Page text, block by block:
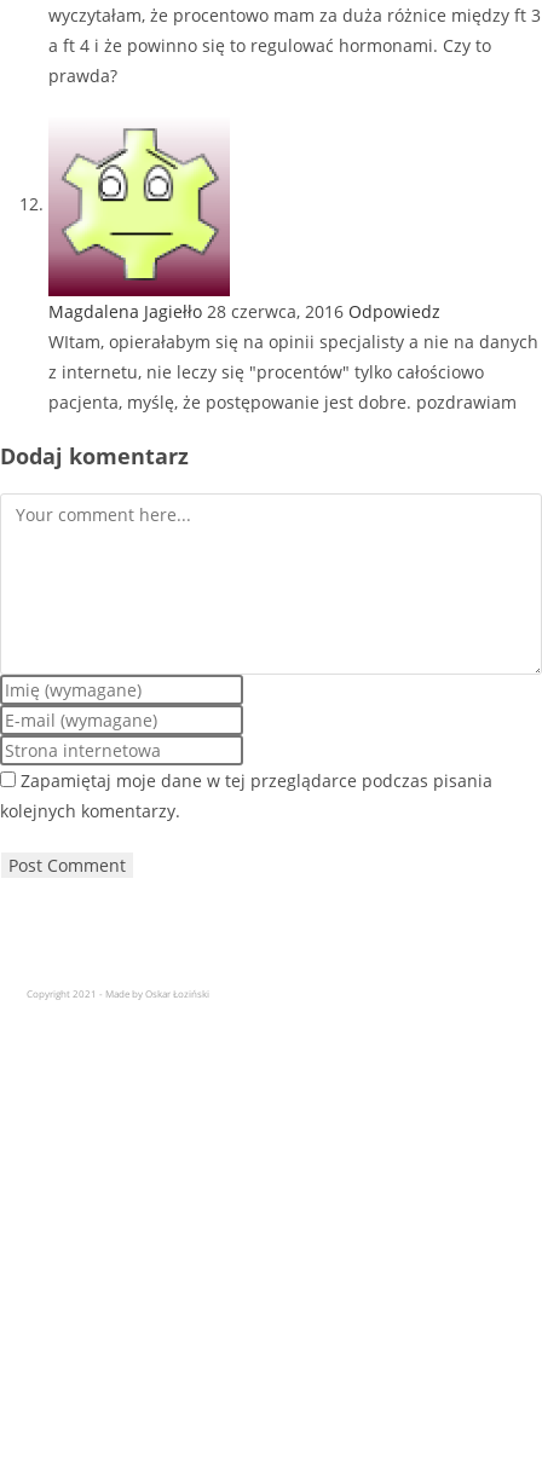
wyczytałam, że procentowo mam za duża różnice między ft 3
a ft 4 i że powinno się to regulować hormonami. Czy to
prawda?
Magdalena Jagiełło 28 czerwca, 2016 Odpowiedz
WItam, opierałabym się na opinii specjalisty a nie na danych
z internetu, nie leczy się "procentów" tylko całościowo
pacjenta, myślę, że postępowanie jest dobre. pozdrawiam
Dodaj komentarz
Zapamiętaj moje dane w tej przeglądarce podczas pisania
kolejnych komentarzy.
Copyright 2021 - Made by Oskar Łoziński